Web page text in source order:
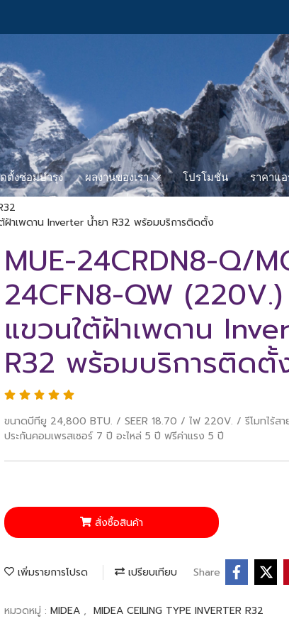
ตั้งซ่อมบำรุง ผลงานของเรา โปรโมชั่น ราคาแ
าเพดาน Inverter น้ำยา R32 พร้อมบริการติดตั้ง
MUE-24CRDN8-Q/
24CFN8-QW
แขวนใต้ฝ้าเพดาน
R32 พร้อมบริการติดตั้
ขนาดบีทียู 24,800 BTU. / SEER 18.70 / ไฟ 220V. / รีโมทไร้ส
ประกันคอมเพรสเซอร์ 7 ปี อะไหล่ 5 ปี ฟรีค่าแรง 5 ปี
สั่งซื้อสินค้า
เพิ่มรายการโปรด เปรียบเทียบ Share
หมวดหมู่ : MIDEA , MIDEA CEILING TYPE INVERTER R32